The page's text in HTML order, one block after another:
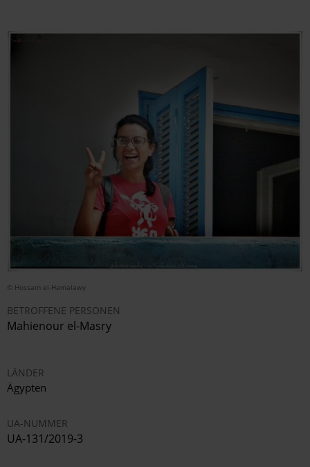
© Hossam el-Hamalawy
BETROFFENE PERSONEN
Mahienour el-Masry
LÄNDER
Ägypten
UA-NUMMER
UA-131/2019-3